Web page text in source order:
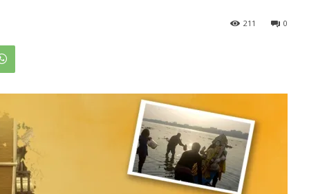
0
211